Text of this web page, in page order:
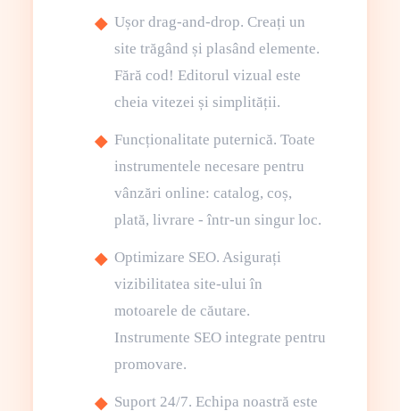
Ușor drag-and-drop. Creați un
site trăgând și plasând elemente.
Fără cod! Editorul vizual este
cheia vitezei și simplității.
Funcționalitate puternică. Toate
instrumentele necesare pentru
vânzări online: catalog, coș,
plată, livrare - într-un singur loc.
Optimizare SEO. Asigurați
vizibilitatea site-ului în
motoarele de căutare.
Instrumente SEO integrate pentru
promovare.
Suport 24/7. Echipa noastră este